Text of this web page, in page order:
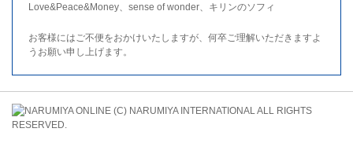
Love&Peace&Money、sense of wonder、キリンのソフィ
お客様にはご不便をおかけいたしますが、何卒ご理解いただきますよ
うお願い申し上げます。